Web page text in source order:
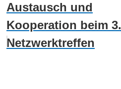
Austausch und
Kooperation beim 3.
Netzwerktreffen